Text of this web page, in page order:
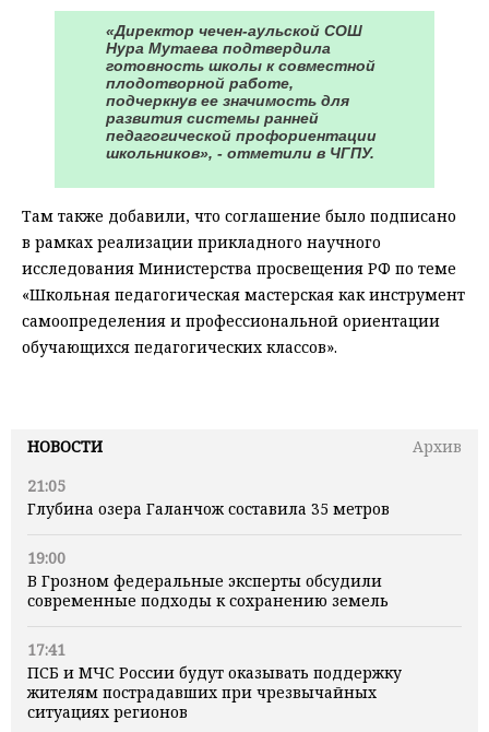
НОВОСТИ
Архив
21:05
Глубина озера Галанчож составила 35 метров
19:00
В Грозном федеральные эксперты обсудили
современные подходы к сохранению земель
17:41
ПСБ и МЧС России будут оказывать поддержку
жителям пострадавших при чрезвычайных
ситуациях регионов
«Директор чечен-аульской СОШ
Нура Мутаева подтвердила
готовность школы к совместной
плодотворной работе,
подчеркнув ее значимость для
развития системы ранней
педагогической профориентации
школьников», - отметили в ЧГПУ.
Там также добавили, что соглашение было подписано
в рамках реализации прикладного научного
исследования Министерства просвещения РФ по теме
«Школьная педагогическая мастерская как инструмент
самоопределения и профессиональной ориентации
обучающихся педагогических классов».